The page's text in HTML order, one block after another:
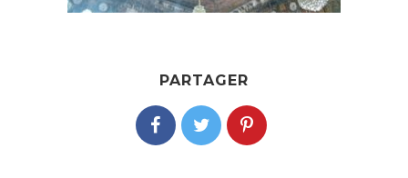
PARTAGER